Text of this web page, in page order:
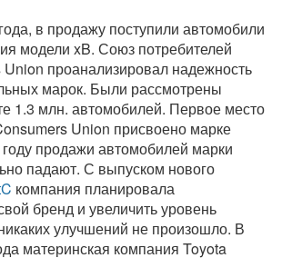
в продажу поступили автомобили
модели xB. Союз потребителей
проанализировал надежность
марок. Были рассмотрены
1.3 млн. автомобилей. Первое место
Union присвоено марке
продажи автомобилей марки
падают. С выпуском нового
компания планировала
бренд и увеличить уровень
улучшений не произошло. В
материнская компания Toyota